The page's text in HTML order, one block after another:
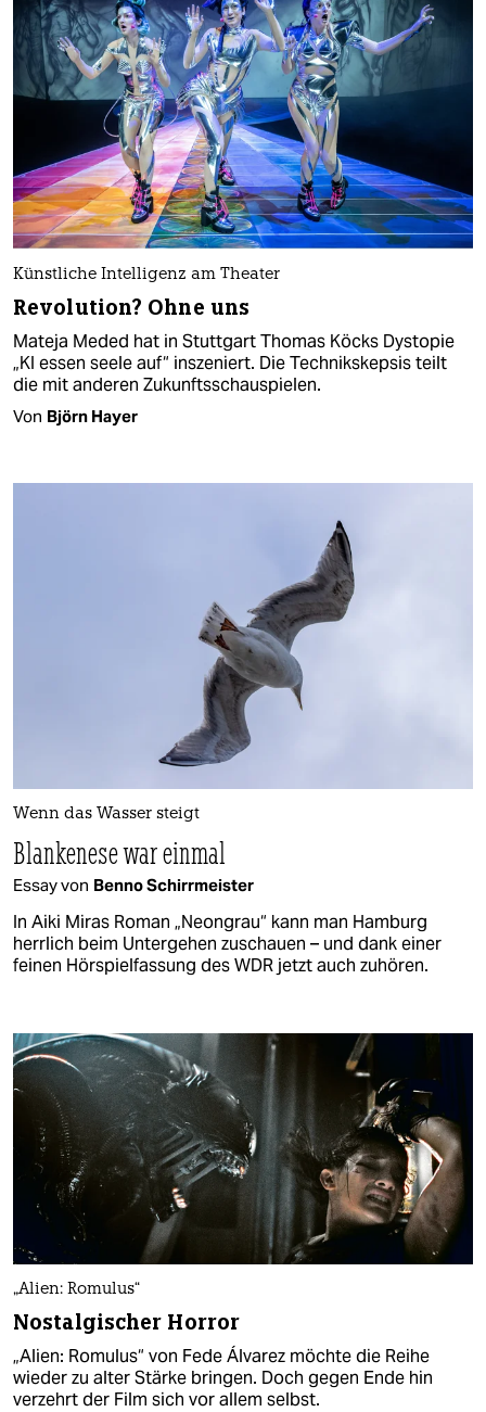
Künstliche Intelligenz am Theater
Revolution? Ohne uns
Mateja Meded hat in Stuttgart Thomas Köcks Dystopie
„KI essen seele auf“ inszeniert. Die Technikskepsis teilt
die mit anderen Zukunftsschauspielen.
Von Björn Hayer
Wenn das Wasser steigt
Blankenese war einmal
Essay von Benno Schirrmeister
In Aiki Miras Roman „Neongrau“ kann man Hamburg
herrlich beim Untergehen zuschauen – und dank einer
feinen Hörspielfassung des WDR jetzt auch zuhören.
„Alien: Romulus“
Nostalgischer Horror
„Alien: Romulus“ von Fede Álvarez möchte die Reihe
wieder zu alter Stärke bringen. Doch gegen Ende hin
verzehrt der Film sich vor allem selbst.